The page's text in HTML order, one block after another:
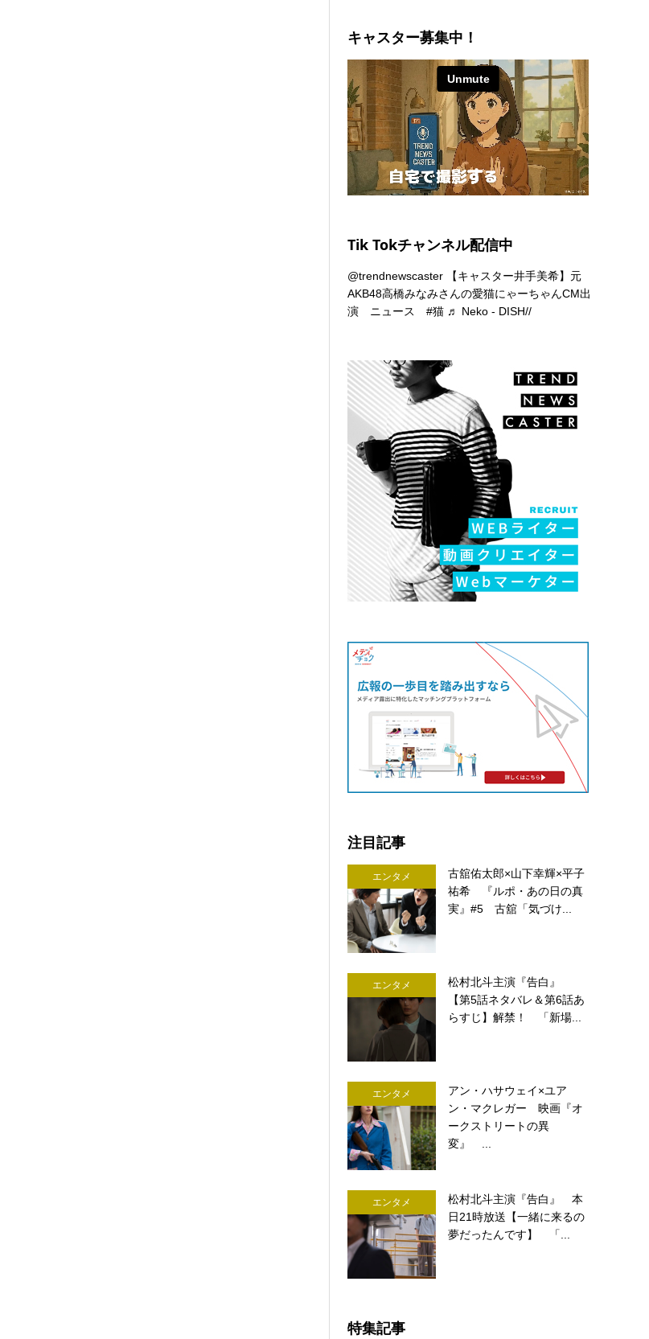
キャスター募集中！
Tik Tokチャンネル配信中
@trendnewscaster 【キャスター井手美希】元
AKB48高橋みなみさんの愛猫にゃーちゃんCM出
演 ニュース#猫 ♬ Neko - DISH//
注目記事
エンタメ
古舘佑太郎×山下幸輝×平子
祐希 『ルポ・あの日の真
実』#5 古舘「気づけ...
エンタメ
松村北斗主演『告白』
【第5話ネタバレ＆第6話あ
らすじ】解禁！ 「新場...
エンタメ
アン・ハサウェイ×ユア
ン・マクレガー 映画『オ
ークストリートの異
変』 ...
エンタメ
松村北斗主演『告白』 本
日21時放送【一緒に来るの
夢だったんです】 「...
特集記事